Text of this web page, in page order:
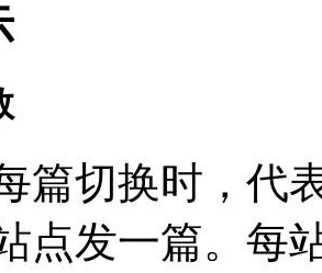
篇切换时，代
点发一篇。每